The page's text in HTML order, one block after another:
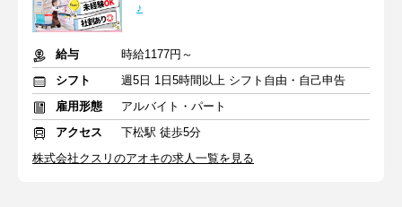
♪
給与
時給1177円～
シフト
週5日 1日5時間以上 シフト自由・自己申告
雇用形態
アルバイト・パート
アクセス
下松駅 徒歩5分
株式会社クスリのアオキの求人一覧を見る